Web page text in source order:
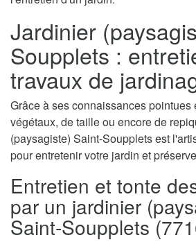
Jardinier
Soupplets :
travaux de
Grâce à ses connaissances pointues
végétaux, de taille ou encore de
(paysagiste) Saint-Soupplets est
pour entretenir votre jardin et
Entretien et tonte
par un jardinier
Saint-Soupplets